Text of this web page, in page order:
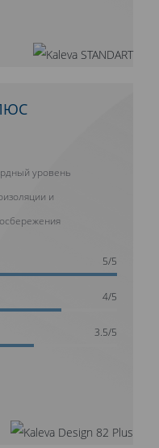
уровень
и
5/5
4/5
3.5/5